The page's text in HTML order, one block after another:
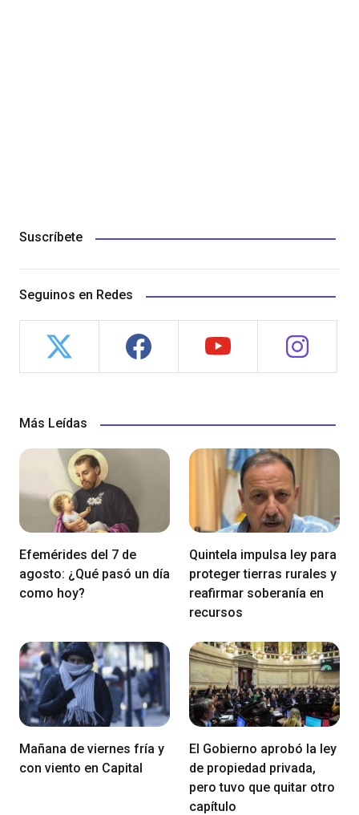
Suscríbete
Seguinos en Redes
Más Leídas
Efemérides del 7 de
agosto: ¿Qué pasó un día
como hoy?
Quintela impulsa ley para
proteger tierras rurales y
reafirmar soberanía en
recursos
Mañana de viernes fría y
con viento en Capital
El Gobierno aprobó la ley
de propiedad privada,
pero tuvo que quitar otro
capítulo